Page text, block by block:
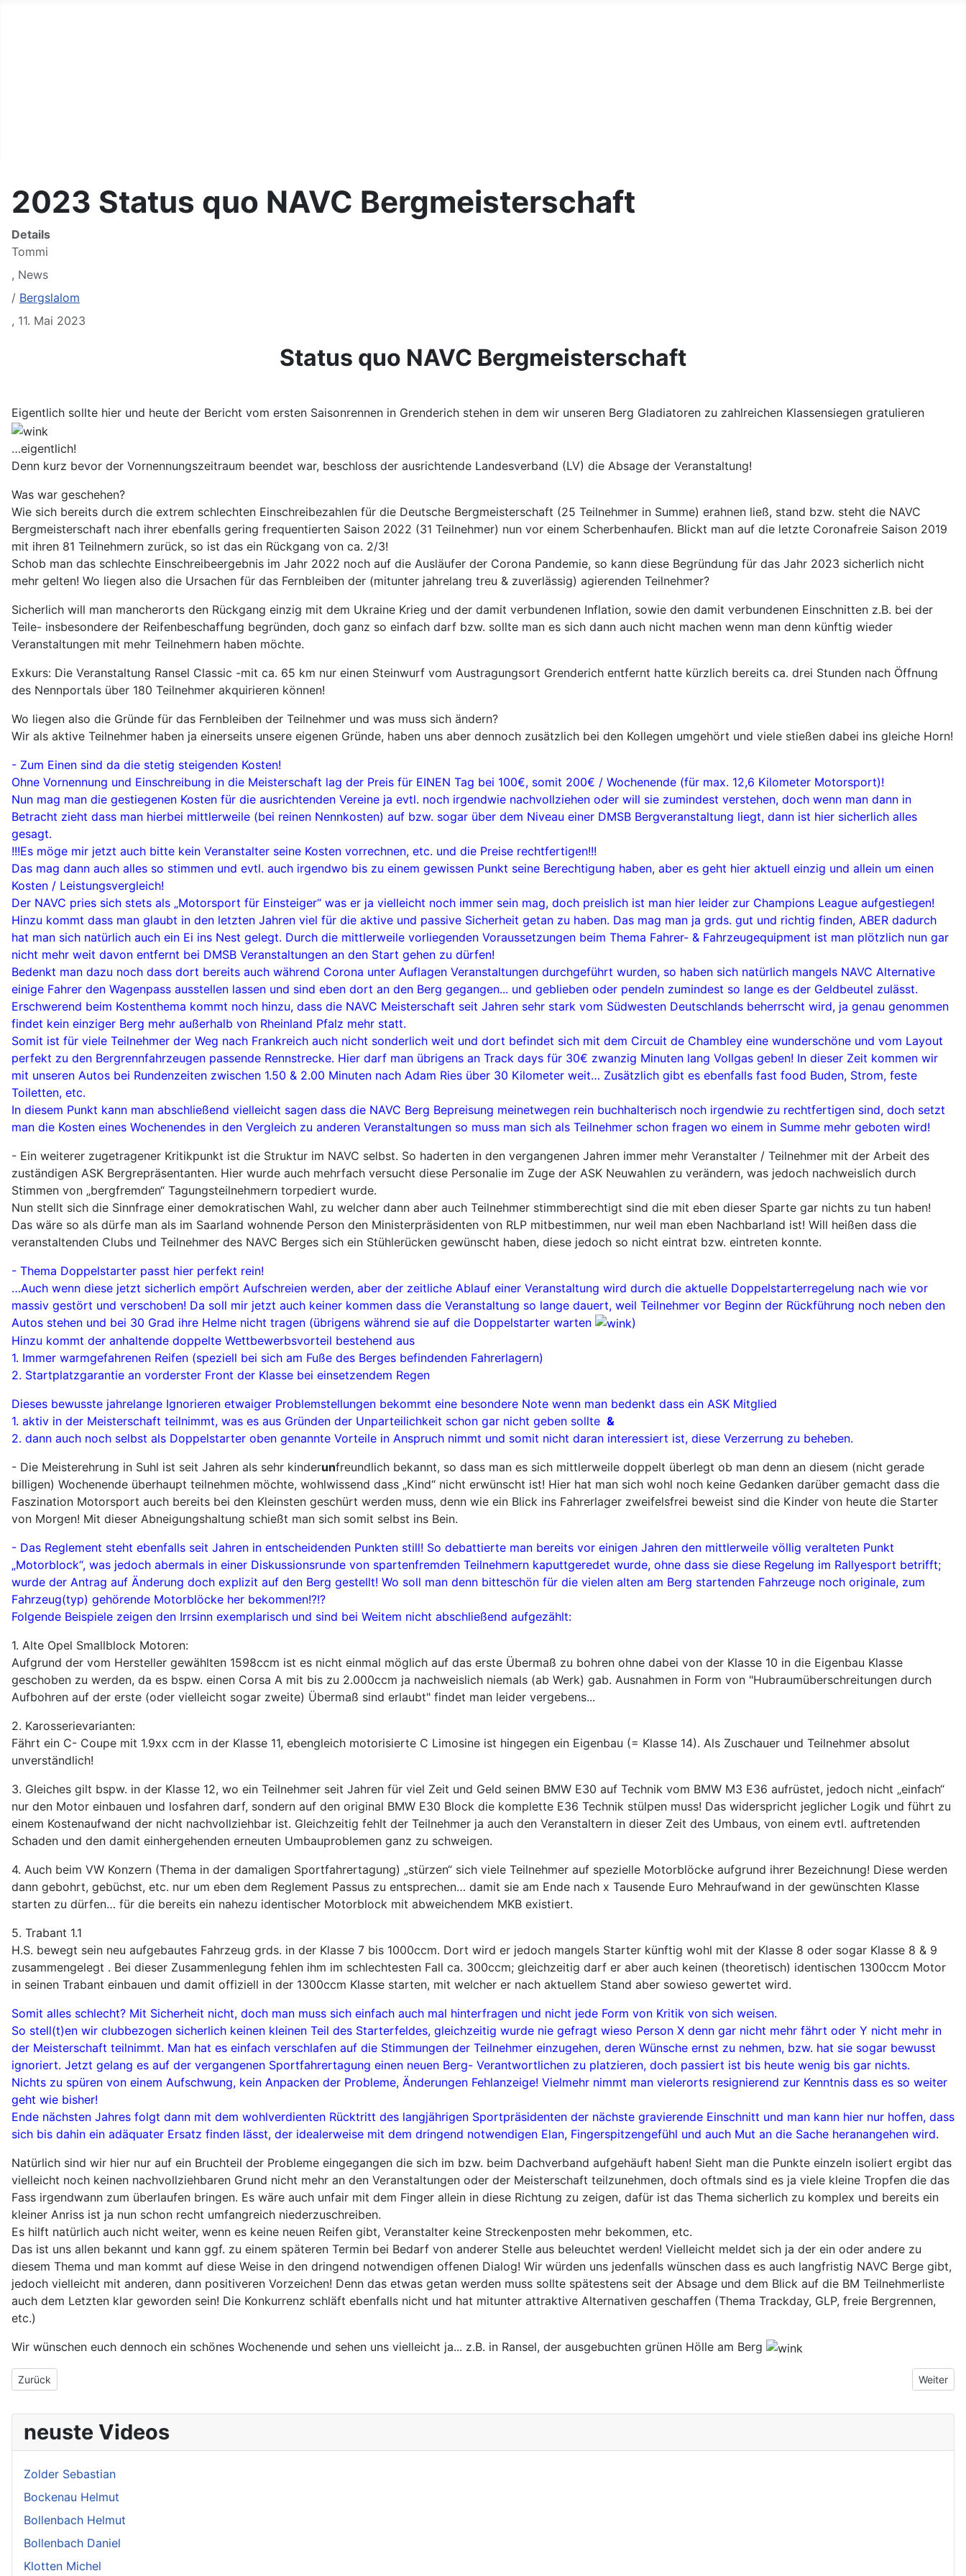
2023 Status quo NAVC Bergmeisterschaft
Details
Tommi
, News
/ Bergslalom
, 11. Mai 2023
Status quo NAVC Bergmeisterschaft
Eigentlich sollte hier und heute der Bericht vom ersten Saisonrennen in Grenderich stehen in dem wir unseren Berg Gladiatoren zu zahlreichen Klassensiegen gratulieren
…eigentlich!
Denn kurz bevor der Vornennungszeitraum beendet war, beschloss der ausrichtende Landesverband (LV) die Absage der Veranstaltung!
Was war geschehen?
Wie sich bereits durch die extrem schlechten Einschreibezahlen für die Deutsche Bergmeisterschaft (25 Teilnehmer in Summe) erahnen ließ, stand bzw. steht die NAVC
Bergmeisterschaft nach ihrer ebenfalls gering frequentierten Saison 2022 (31 Teilnehmer) nun vor einem Scherbenhaufen. Blickt man auf die letzte Coronafreie Saison 2019
mit ihren 81 Teilnehmern zurück, so ist das ein Rückgang von ca. 2/3!
Schob man das schlechte Einschreibeergebnis im Jahr 2022 noch auf die Ausläufer der Corona Pandemie, so kann diese Begründung für das Jahr 2023 sicherlich nicht
mehr gelten! Wo liegen also die Ursachen für das Fernbleiben der (mitunter jahrelang treu & zuverlässig) agierenden Teilnehmer?
Sicherlich will man mancherorts den Rückgang einzig mit dem Ukraine Krieg und der damit verbundenen Inflation, sowie den damit verbundenen Einschnitten z.B. bei der
Teile- insbesondere der Reifenbeschaffung begründen, doch ganz so einfach darf bzw. sollte man es sich dann auch nicht machen wenn man denn künftig wieder
Veranstaltungen mit mehr Teilnehmern haben möchte.
Exkurs: Die Veranstaltung Ransel Classic -mit ca. 65 km nur einen Steinwurf vom Austragungsort Grenderich entfernt hatte kürzlich bereits ca. drei Stunden nach Öffnung
des Nennportals über 180 Teilnehmer akquirieren können!
Wo liegen also die Gründe für das Fernbleiben der Teilnehmer und was muss sich ändern?
Wir als aktive Teilnehmer haben ja einerseits unsere eigenen Gründe, haben uns aber dennoch zusätzlich bei den Kollegen umgehört und viele stießen dabei ins gleiche Horn!
- Zum Einen sind da die stetig steigenden Kosten!
Ohne Vornennung und Einschreibung in die Meisterschaft lag der Preis für EINEN Tag bei 100€, somit 200€ / Wochenende (für max. 12,6 Kilometer Motorsport)!
Nun mag man die gestiegenen Kosten für die ausrichtenden Vereine ja evtl. noch irgendwie nachvollziehen oder will sie zumindest verstehen, doch wenn man dann in
Betracht zieht dass man hierbei mittlerweile (bei reinen Nennkosten) auf bzw. sogar über dem Niveau einer DMSB Bergveranstaltung liegt, dann ist hier sicherlich alles
gesagt.
!!!Es möge mir jetzt auch bitte kein Veranstalter seine Kosten vorrechnen, etc. und die Preise rechtfertigen!!!
Das mag dann auch alles so stimmen und evtl. auch irgendwo bis zu einem gewissen Punkt seine Berechtigung haben, aber es geht hier aktuell einzig und allein um einen
Kosten / Leistungsvergleich!
Der NAVC pries sich stets als „Motorsport für Einsteiger“ was er ja vielleicht noch immer sein mag, doch preislich ist man hier leider zur Champions League aufgestiegen!
Hinzu kommt dass man glaubt in den letzten Jahren viel für die aktive und passive Sicherheit getan zu haben. Das mag man ja grds. gut und richtig finden, ABER dadurch
hat man sich natürlich auch ein Ei ins Nest gelegt. Durch die mittlerweile vorliegenden Voraussetzungen beim Thema Fahrer- & Fahrzeugequipment ist man plötzlich nun gar
nicht mehr weit davon entfernt bei DMSB Veranstaltungen an den Start gehen zu dürfen!
Bedenkt man dazu noch dass dort bereits auch während Corona unter Auflagen Veranstaltungen durchgeführt wurden, so haben sich natürlich mangels NAVC Alternative
einige Fahrer den Wagenpass ausstellen lassen und sind eben dort an den Berg gegangen... und geblieben oder pendeln zumindest so lange es der Geldbeutel zulässt.
Erschwerend beim Kostenthema kommt noch hinzu, dass die NAVC Meisterschaft seit Jahren sehr stark vom Südwesten Deutschlands beherrscht wird, ja genau genommen
findet kein einziger Berg mehr außerhalb von Rheinland Pfalz mehr statt.
Somit ist für viele Teilnehmer der Weg nach Frankreich auch nicht sonderlich weit und dort befindet sich mit dem Circuit de Chambley eine wunderschöne und vom Layout
perfekt zu den Bergrennfahrzeugen passende Rennstrecke. Hier darf man übrigens an Track days für 30€ zwanzig Minuten lang Vollgas geben! In dieser Zeit kommen wir
mit unseren Autos bei Rundenzeiten zwischen 1.50 & 2.00 Minuten nach Adam Ries über 30 Kilometer weit… Zusätzlich gibt es ebenfalls fast food Buden, Strom, feste
Toiletten, etc.
In diesem Punkt kann man abschließend vielleicht sagen dass die NAVC Berg Bepreisung meinetwegen rein buchhalterisch noch irgendwie zu rechtfertigen sind, doch setzt
man die Kosten eines Wochenendes in den Vergleich zu anderen Veranstaltungen so muss man sich als Teilnehmer schon fragen wo einem in Summe mehr geboten wird!
- Ein weiterer zugetragener Kritikpunkt ist die Struktur im NAVC selbst. So haderten in den vergangenen Jahren immer mehr Veranstalter / Teilnehmer mit der Arbeit des
zuständigen ASK Bergrepräsentanten. Hier wurde auch mehrfach versucht diese Personalie im Zuge der ASK Neuwahlen zu verändern, was jedoch nachweislich durch
Stimmen von „bergfremden“ Tagungsteilnehmern torpediert wurde.
Nun stellt sich die Sinnfrage einer demokratischen Wahl, zu welcher dann aber auch Teilnehmer stimmberechtigt sind die mit eben dieser Sparte gar nichts zu tun haben!
Das wäre so als dürfe man als im Saarland wohnende Person den Ministerpräsidenten von RLP mitbestimmen, nur weil man eben Nachbarland ist! Will heißen dass die
veranstaltenden Clubs und Teilnehmer des NAVC Berges sich ein Stühlerücken gewünscht haben, diese jedoch so nicht eintrat bzw. eintreten konnte.
- Thema Doppelstarter passt hier perfekt rein!
…Auch wenn diese jetzt sicherlich empört Aufschreien werden, aber der zeitliche Ablauf einer Veranstaltung wird durch die aktuelle Doppelstarterregelung nach wie vor
massiv gestört und verschoben! Da soll mir jetzt auch keiner kommen dass die Veranstaltung so lange dauert, weil Teilnehmer vor Beginn der Rückführung noch neben den
Autos stehen und bei 30 Grad ihre Helme nicht tragen (übrigens während sie auf die Doppelstarter warten
)
Hinzu kommt der anhaltende doppelte Wettbewerbsvorteil bestehend aus
1. Immer warmgefahrenen Reifen (speziell bei sich am Fuße des Berges befindenden Fahrerlagern)
2. Startplatzgarantie an vorderster Front der Klasse bei einsetzendem Regen
Dieses bewusste jahrelange Ignorieren etwaiger Problemstellungen bekommt eine besondere Note wenn man bedenkt dass ein ASK Mitglied
1. aktiv in der Meisterschaft teilnimmt, was es aus Gründen der Unparteilichkeit schon gar nicht geben sollte &
2. dann auch noch selbst als Doppelstarter oben genannte Vorteile in Anspruch nimmt und somit nicht daran interessiert ist, diese Verzerrung zu beheben.
- Die Meisterehrung in Suhl ist seit Jahren als sehr kinderunfreundlich bekannt, so dass man es sich mittlerweile doppelt überlegt ob man denn an diesem (nicht gerade
billigen) Wochenende überhaupt teilnehmen möchte, wohlwissend dass „Kind“ nicht erwünscht ist! Hier hat man sich wohl noch keine Gedanken darüber gemacht dass die
Faszination Motorsport auch bereits bei den Kleinsten geschürt werden muss, denn wie ein Blick ins Fahrerlager zweifelsfrei beweist sind die Kinder von heute die Starter
von Morgen! Mit dieser Abneigungshaltung schießt man sich somit selbst ins Bein.
- Das Reglement steht ebenfalls seit Jahren in entscheidenden Punkten still! So debattierte man bereits vor einigen Jahren den mittlerweile völlig veralteten Punkt
„Motorblock“, was jedoch abermals in einer Diskussionsrunde von spartenfremden Teilnehmern kaputtgeredet wurde, ohne dass sie diese Regelung im Rallyesport betrifft;
wurde der Antrag auf Änderung doch explizit auf den Berg gestellt! Wo soll man denn bitteschön für die vielen alten am Berg startenden Fahrzeuge noch originale, zum
Fahrzeug(typ) gehörende Motorblöcke her bekommen!?!?
Folgende Beispiele zeigen den Irrsinn exemplarisch und sind bei Weitem nicht abschließend aufgezählt:
1. Alte Opel Smallblock Motoren:
Aufgrund der vom Hersteller gewählten 1598ccm ist es nicht einmal möglich auf das erste Übermaß zu bohren ohne dabei von der Klasse 10 in die Eigenbau Klasse
geschoben zu werden, da es bspw. einen Corsa A mit bis zu 2.000ccm ja nachweislich niemals (ab Werk) gab. Ausnahmen in Form von "Hubraumüberschreitungen durch
Aufbohren auf der erste (oder vielleicht sogar zweite) Übermaß sind erlaubt" findet man leider vergebens...
2. Karosserievarianten:
Fährt ein C- Coupe mit 1.9xx ccm in der Klasse 11, ebengleich motorisierte C Limosine ist hingegen ein Eigenbau (= Klasse 14). Als Zuschauer und Teilnehmer absolut
unverständlich!
3. Gleiches gilt bspw. in der Klasse 12, wo ein Teilnehmer seit Jahren für viel Zeit und Geld seinen BMW E30 auf Technik vom BMW M3 E36 aufrüstet, jedoch nicht „einfach“
nur den Motor einbauen und losfahren darf, sondern auf den original BMW E30 Block die komplette E36 Technik stülpen muss! Das widerspricht jeglicher Logik und führt zu
einem Kostenaufwand der nicht nachvollziehbar ist. Gleichzeitig fehlt der Teilnehmer ja auch den Veranstaltern in dieser Zeit des Umbaus, von einem evtl. auftretenden
Schaden und den damit einhergehenden erneuten Umbauproblemen ganz zu schweigen.
4. Auch beim VW Konzern (Thema in der damaligen Sportfahrertagung) „stürzen“ sich viele Teilnehmer auf spezielle Motorblöcke aufgrund ihrer Bezeichnung! Diese werden
dann gebohrt, gebüchst, etc. nur um eben dem Reglement Passus zu entsprechen… damit sie am Ende nach x Tausende Euro Mehraufwand in der gewünschten Klasse
starten zu dürfen… für die bereits ein nahezu identischer Motorblock mit abweichendem MKB existiert.
5. Trabant 1.1
H.S. bewegt sein neu aufgebautes Fahrzeug grds. in der Klasse 7 bis 1000ccm. Dort wird er jedoch mangels Starter künftig wohl mit der Klasse 8 oder sogar Klasse 8 & 9
zusammengelegt . Bei dieser Zusammenlegung fehlen ihm im schlechtesten Fall ca. 300ccm; gleichzeitig darf er aber auch keinen (theoretisch) identischen 1300ccm Motor
in seinen Trabant einbauen und damit offiziell in der 1300ccm Klasse starten, mit welcher er nach aktuellem Stand aber sowieso gewertet wird.
Somit alles schlecht? Mit Sicherheit nicht, doch man muss sich einfach auch mal hinterfragen und nicht jede Form von Kritik von sich weisen.
So stell(t)en wir clubbezogen sicherlich keinen kleinen Teil des Starterfeldes, gleichzeitig wurde nie gefragt wieso Person X denn gar nicht mehr fährt oder Y nicht mehr in
der Meisterschaft teilnimmt. Man hat es einfach verschlafen auf die Stimmungen der Teilnehmer einzugehen, deren Wünsche ernst zu nehmen, bzw. hat sie sogar bewusst
ignoriert. Jetzt gelang es auf der vergangenen Sportfahrertagung einen neuen Berg- Verantwortlichen zu platzieren, doch passiert ist bis heute wenig bis gar nichts.
Nichts zu spüren von einem Aufschwung, kein Anpacken der Probleme, Änderungen Fehlanzeige! Vielmehr nimmt man vielerorts resignierend zur Kenntnis dass es so weiter
geht wie bisher!
Ende nächsten Jahres folgt dann mit dem wohlverdienten Rücktritt des langjährigen Sportpräsidenten der nächste gravierende Einschnitt und man kann hier nur hoffen, dass
sich bis dahin ein adäquater Ersatz finden lässt, der idealerweise mit dem dringend notwendigen Elan, Fingerspitzengefühl und auch Mut an die Sache heranangehen wird.
Natürlich sind wir hier nur auf ein Bruchteil der Probleme eingegangen die sich im bzw. beim Dachverband aufgehäuft haben! Sieht man die Punkte einzeln isoliert ergibt das
vielleicht noch keinen nachvollziehbaren Grund nicht mehr an den Veranstaltungen oder der Meisterschaft teilzunehmen, doch oftmals sind es ja viele kleine Tropfen die das
Fass irgendwann zum überlaufen bringen. Es wäre auch unfair mit dem Finger allein in diese Richtung zu zeigen, dafür ist das Thema sicherlich zu komplex und bereits ein
kleiner Anriss ist ja nun schon recht umfangreich niederzuschreiben.
Es hilft natürlich auch nicht weiter, wenn es keine neuen Reifen gibt, Veranstalter keine Streckenposten mehr bekommen, etc.
Das ist uns allen bekannt und kann ggf. zu einem späteren Termin bei Bedarf von anderer Stelle aus beleuchtet werden! Vielleicht meldet sich ja der ein oder andere zu
diesem Thema und man kommt auf diese Weise in den dringend notwendigen offenen Dialog! Wir würden uns jedenfalls wünschen dass es auch langfristig NAVC Berge gibt,
jedoch vielleicht mit anderen, dann positiveren Vorzeichen! Denn das etwas getan werden muss sollte spätestens seit der Absage und dem Blick auf die BM Teilnehmerliste
auch dem Letzten klar geworden sein! Die Konkurrenz schläft ebenfalls nicht und hat mitunter attraktive Alternativen geschaffen (Thema Trackday, GLP, freie Bergrennen,
etc.)
Wir wünschen euch dennoch ein schönes Wochenende und sehen uns vielleicht ja... z.B. in Ransel, der ausgebuchten grünen Hölle am Berg
Vorheriger Beitrag: 2023 Auerbergpreis
Zurück Nächster
Weiter
neuste Videos
Zolder Sebastian
Bockenau Helmut
Bollenbach Helmut
Bollenbach Daniel
Klotten Michel